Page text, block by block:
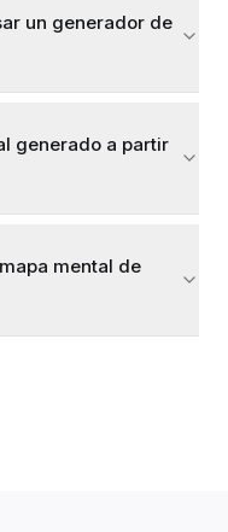
un generador de
generado a partir
mental de